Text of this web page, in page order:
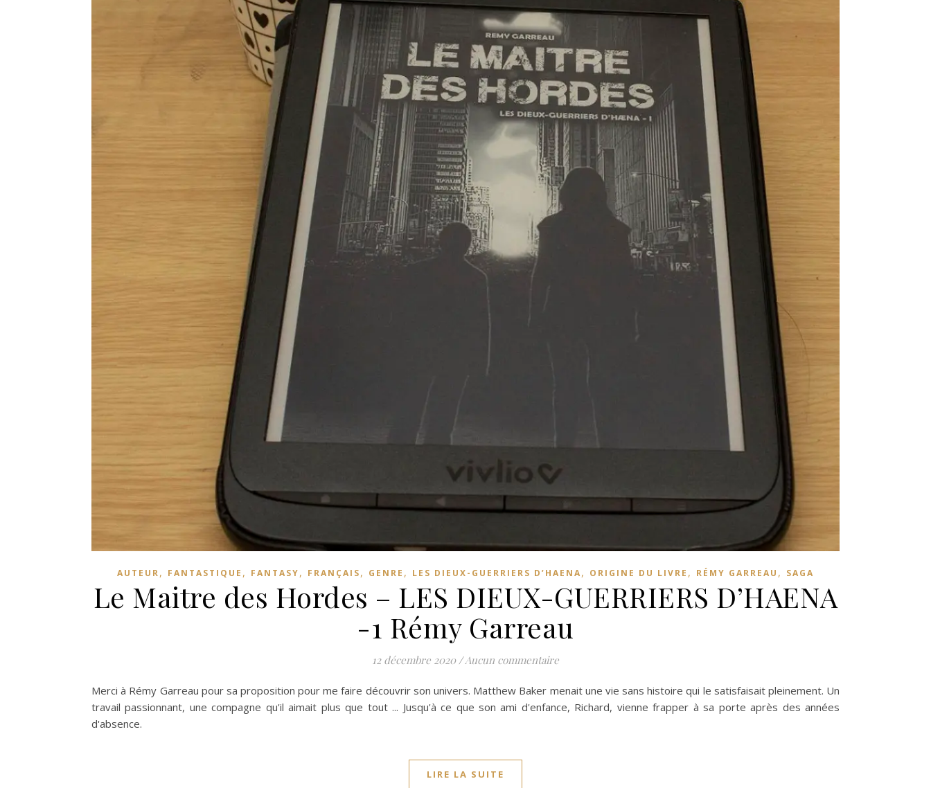
AUTEUR, FANTASTIQUE , FANTASY, FRANÇAIS, GENRE , LES DIEUX-GUERRIERS D’HAENA, ORIGINE DU LIVRE , RÉMY GARREAU , SAGA
Le Maitre des Hordes – LES DIEUX-GUERRIERS D’HAENA
-1 Rémy Garreau
12 décembre 2020 / Aucun commentaire
Merci à Rémy Garreau pour sa proposition pour me faire découvrir son univers. Matthew Baker menait une vie sans histoire qui le satisfaisait pleinement. Un
travail passionnant, une compagne qu'il aimait plus que tout ... Jusqu'à ce que son ami d'enfance, Richard, vienne frapper à sa porte après des années
d'absence.
LIRE LA SUITE